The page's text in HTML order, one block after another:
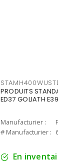
PRODUITS
ED37 GOLIATH
Manufacturier :
# Manufacturier :
En